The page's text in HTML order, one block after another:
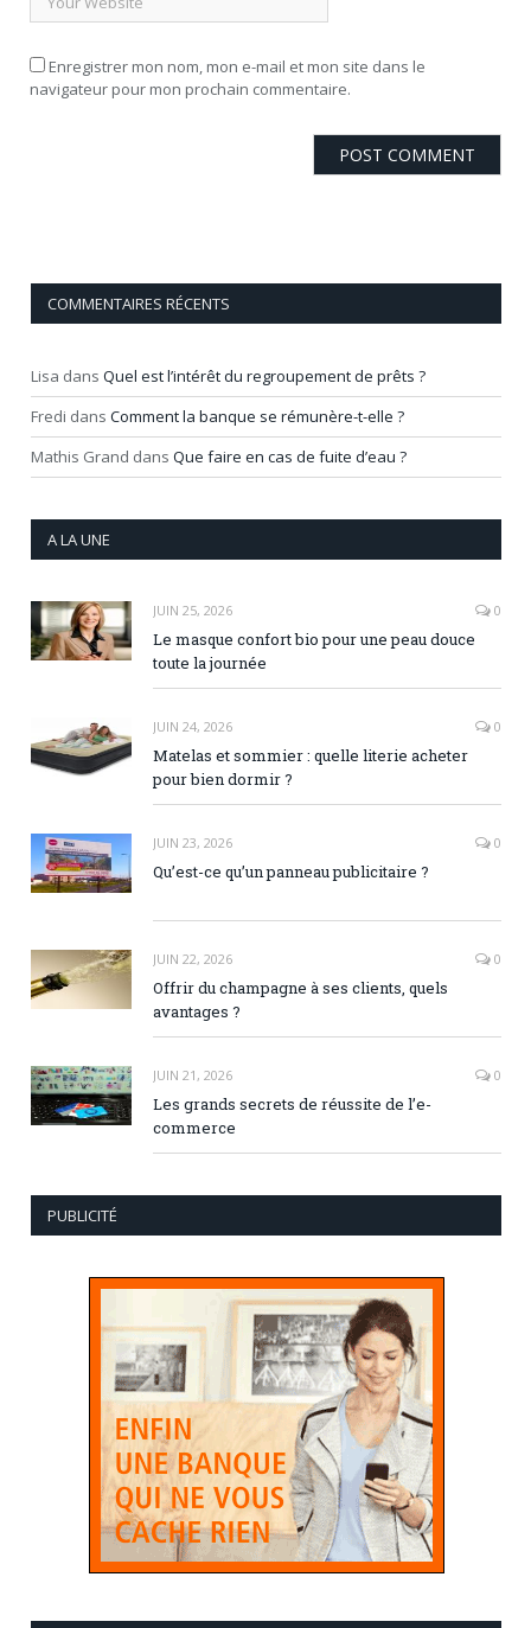
Enregistrer mon nom, mon e-mail et mon site dans le
navigateur pour mon prochain commentaire.
COMMENTAIRES RÉCENTS
Lisa dans Quel est l’intérêt du regroupement de prêts ?
Fredi dans Comment la banque se rémunère-t-elle ?
Mathis Grand dans Que faire en cas de fuite d’eau ?
A LA UNE
JUIN 25, 2026 0
Le masque confort bio pour une peau douce
toute la journée
JUIN 24, 2026 0
Matelas et sommier : quelle literie acheter
pour bien dormir ?
JUIN 23, 2026 0
Qu’est-ce qu’un panneau publicitaire ?
JUIN 22, 2026 0
Offrir du champagne à ses clients, quels
avantages ?
JUIN 21, 2026 0
Les grands secrets de réussite de l’e-
commerce
PUBLICITÉ